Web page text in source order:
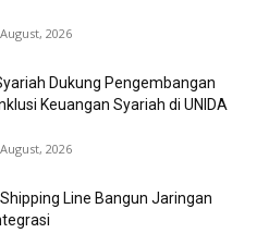
2026
Dukung Pengembangan
Keuangan Syariah di UNIDA
2026
Line Bangun Jaringan